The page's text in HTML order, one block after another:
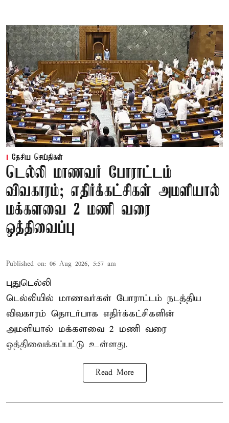
தேசிய செய்திகள்
டெல்லி மாணவர் போராட்டம்
விவகாரம்; எதிர்க்கட்சிகள் அமளியால்
மக்களவை 2 மணி வரை
ஒத்திவைப்பு
Published on: 06 Aug 2026, 5:57 am
புதுடெல்லி
டெல்லியில் மாணவர்கள் போராட்டம் நடத்திய
விவகாரம் தொடர்பாக எதிர்க்கட்சிகளின்
அமளியால் மக்களவை 2 மணி வரை
ஒத்திவைக்கப்பட்டு உள்ளது.
Read More